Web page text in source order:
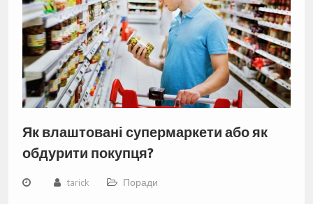
Як влаштовані супермаркети або як
обдурити покупця?
tarick Поради